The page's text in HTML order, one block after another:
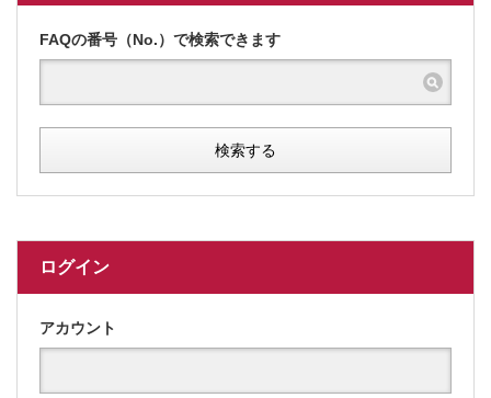
FAQの番号（No.）で検索できます
検索する
ログイン
アカウント